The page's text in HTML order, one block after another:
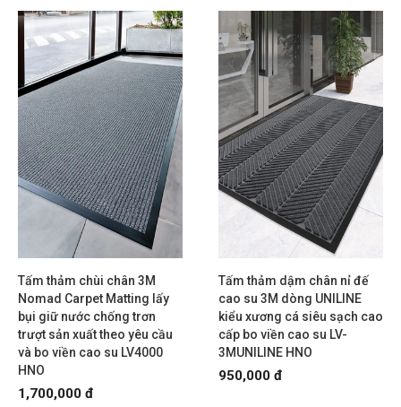
Tấm thảm chùi chân 3M
Nomad Carpet Matting lấy
bụi giữ nước chống trơn
trượt sản xuất theo yêu cầu
và bo viền cao su LV4000
HNO
1,700,000 đ
Tấm thảm dậm chân nỉ đế
cao su 3M dòng UNILINE
kiểu xương cá siêu sạch cao
cấp bo viền cao su LV-
3MUNILINE HNO
950,000 đ